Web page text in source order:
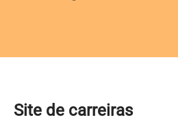
Site de carreiras